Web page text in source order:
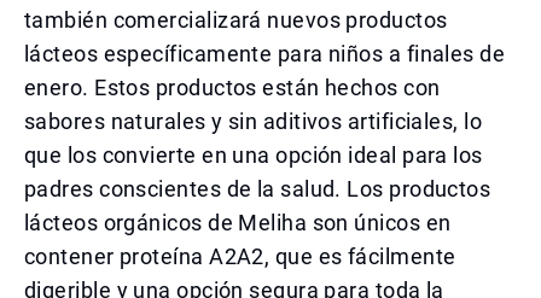
también comercializará nuevos productos
lácteos específicamente para niños a finales de
enero. Estos productos están hechos con
sabores naturales y sin aditivos artificiales, lo
que los convierte en una opción ideal para los
padres conscientes de la salud. Los productos
lácteos orgánicos de Meliha son únicos en
contener proteína A2A2, que es fácilmente
digerible y una opción segura para toda la